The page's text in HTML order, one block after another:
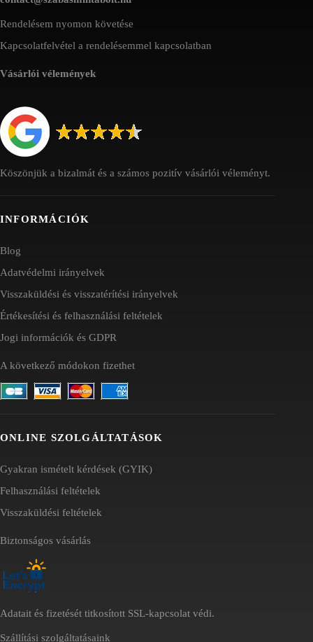
Rendelésem nyomon követése
Kapcsolatfelvétel a rendelésemmel kapcsolatban
Vásárlói vélemények
Köszönjük a bizalmát és a számos pozitív vásárlói véleményt.
INFORMÁCIÓK
Blog
Adatvédelmi irányelvek
Visszaküldési és visszatérítési irányelvek
Értékesítési és felhasználási feltételek
Jogi információk és GDPR
A következő módokon fizethet
ONLINE SZOLGÁLTATÁSOK
Gyakran ismételt kérdések (GYIK)
Felhasználási feltételek
Visszaküldési feltételek
Biztonságos vásárlás
Adatait és fizetését titkosított SSL-kapcsolat védi.
Szállítási szolgáltatásaink